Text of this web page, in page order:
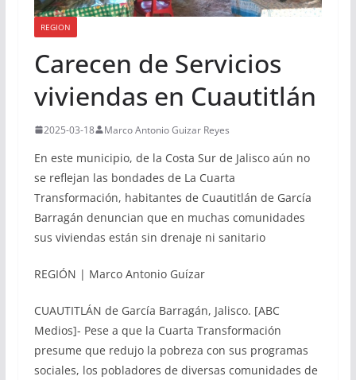
REGION
Carecen de Servicios
viviendas en Cuautitlán
2025-03-18 Marco Antonio Guizar Reyes
En este municipio, de la Costa Sur de Jalisco aún no
se reflejan las bondades de La Cuarta
Transformación, habitantes de Cuautitlán de García
Barragán denuncian que en muchas comunidades
sus viviendas están sin drenaje ni sanitario
REGIÓN | Marco Antonio Guízar
CUAUTITLÁN de García Barragán, Jalisco. [ABC
Medios]- Pese a que la Cuarta Transformación
presume que redujo la pobreza con sus programas
sociales, los pobladores de diversas comunidades de